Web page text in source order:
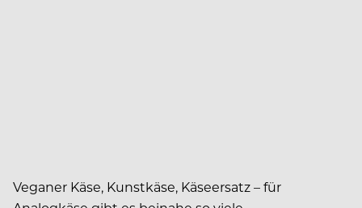
Veganer Käse, Kunstkäse, Käseersatz – für